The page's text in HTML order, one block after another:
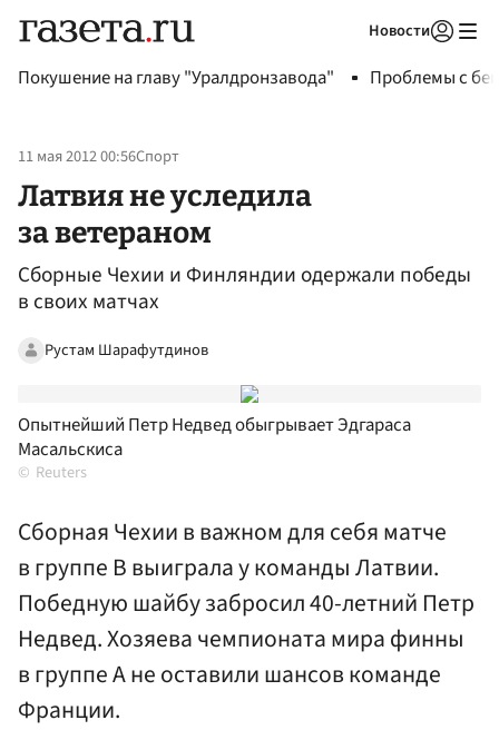
Новости
Покушение на главу "Уралдронзавода" Проблемы с
11 мая 2012 00:56Спорт
Латвия не уследила
за ветераном
Сборные Чехии и Финляндии одержали победы
в своих матчах
Рустам Шарафутдинов
Опытнейший Петр Недвед обыгрывает Эдгараса
Масальскиса
Reuters
Сборная Чехии в важном для себя матче
в группе В выиграла у команды Латвии.
Победную шайбу забросил 40-летний Петр
Недвед. Хозяева чемпионата мира финны
в группе А не оставили шансов команде
Франции.